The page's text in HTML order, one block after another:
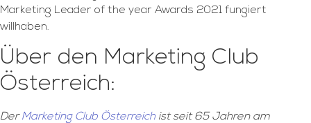
Marketing Leader of the year Awards 2021 fungiert
willhaben.
Über den Marketing Club
Österreich:
DerMarketing Club Österreich ist seit 65 Jahren am